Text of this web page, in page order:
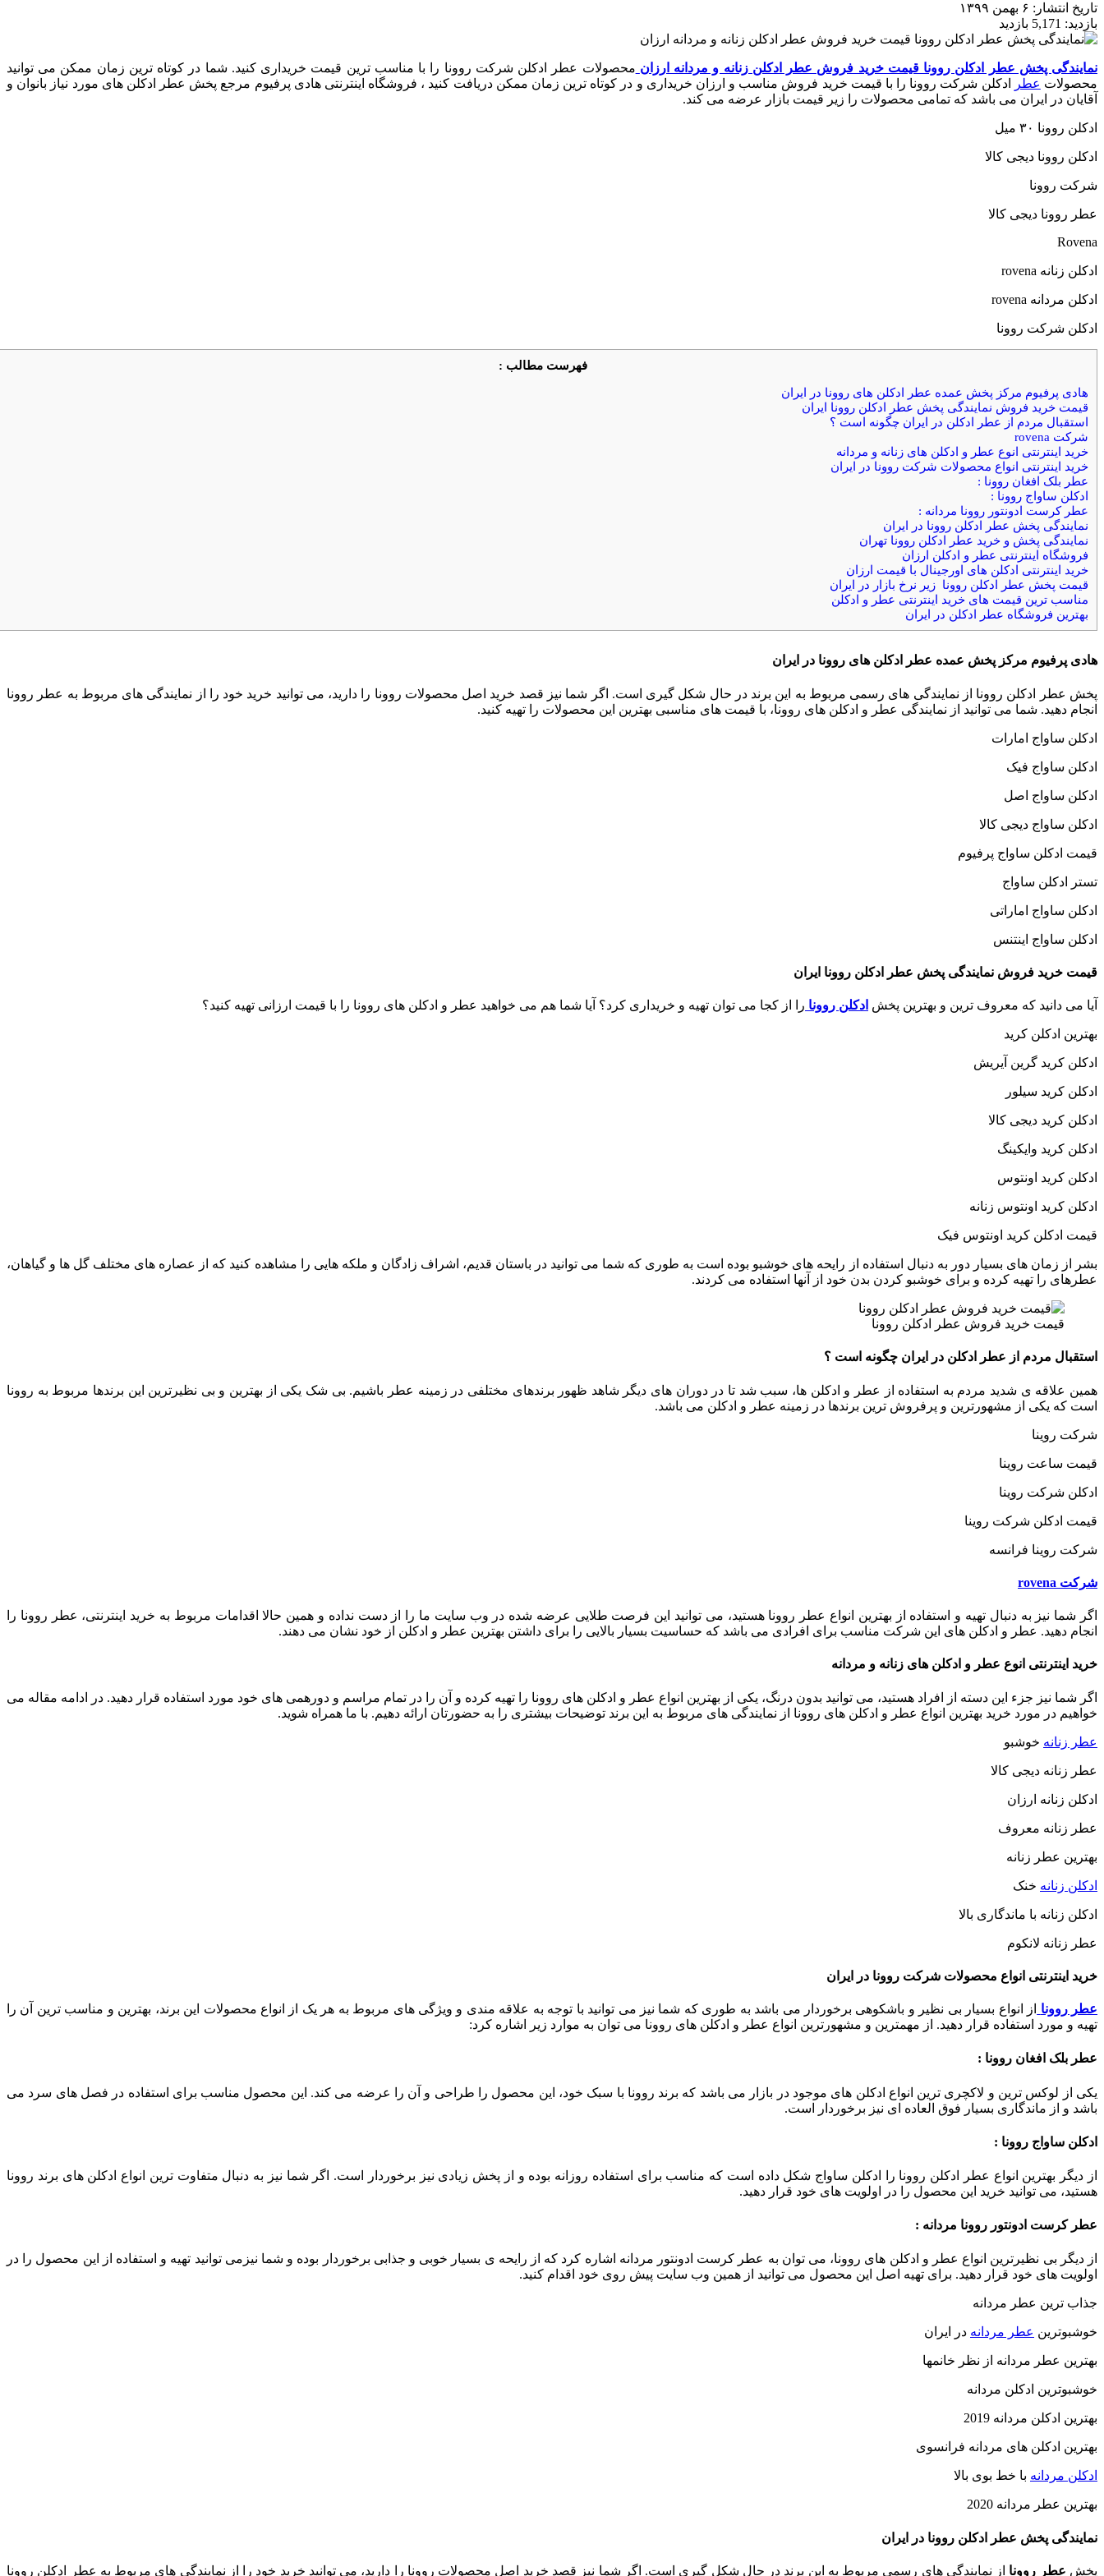
تاریخ انتشار: ۶ بهمن ۱۳۹۹
بازدید: 5,171 بازدید
نمایندگی پخش عطر ادکلن روونا قیمت خرید فروش عطر ادکلن زنانه و مردانه ارزان محصولات عطر ادکلن شرکت روونا را با مناسب ترین قیمت خریداری کنید. شما در کوتاه ترین زمان ممکن می توانید
محصولات عطر
ادکلن شرکت روونا را با قیمت خرید فروش مناسب و ارزان خریداری و در کوتاه ترین زمان ممکن دریافت کنید ، فروشگاه اینترنتی هادی پرفیوم مرجع پخش عطر ادکلن های مورد نیاز بانوان و
آقایان در ایران می باشد که تمامی محصولات را زیر قیمت بازار عرضه می کند.
ادکلن روونا ۳۰ میل
ادکلن روونا دیجی کالا
شرکت روونا
عطر روونا دیجی کالا
Rovena
ادکلن زنانه rovena
ادکلن مردانه rovena
ادکلن شرکت روونا
فهرست مطالب :
هادی پرفیوم مرکز پخش عمده عطر ادکلن های روونا در ایران
قیمت خرید فروش نمایندگی پخش عطر ادکلن روونا ایران
استقبال مردم از عطر ادکلن در ایران چگونه است ؟
شرکت rovena
خرید اینترنتی انوع عطر و ادکلن های زنانه و مردانه
خرید اینترنتی انواع محصولات شرکت روونا در ایران
عطر بلک افغان روونا :
ادکلن ساواج روونا :
عطر کرست ادونتور روونا مردانه :
نمایندگی پخش عطر ادکلن روونا در ایران
نمایندگی پخش و خرید عطر ادکلن روونا تهران
فروشگاه اینترنتی عطر و ادکلن ارزان
خرید اینترنتی ادکلن های اورجینال با قیمت ارزان
قیمت پخش عطر ادکلن روونا زیر نرخ بازار در ایران
مناسب ترین قیمت های خرید اینترنتی عطر و ادکلن
بهترین فروشگاه عطر ادکلن در ایران
هادی پرفیوم مرکز پخش عمده عطر ادکلن های روونا در ایران
پخش عطر ادکلن روونا از نمایندگی های رسمی مربوط به این برند در حال شکل گیری است. اگر شما نیز قصد خرید اصل محصولات روونا را دارید، می توانید خرید خود را از نمایندگی های مربوط به عطر روونا
انجام دهید. شما می توانید از نمایندگی عطر و ادکلن های روونا، با قیمت های مناسبی بهترین این محصولات را تهیه کنید.
ادکلن ساواج امارات
ادکلن ساواج فیک
ادکلن ساواج اصل
ادکلن ساواج دیجی کالا
قیمت ادکلن ساواج پرفیوم
تستر ادکلن ساواج
ادکلن ساواج اماراتی
ادکلن ساواج اینتنس
قیمت خرید فروش نمایندگی پخش عطر ادکلن روونا ایران
آیا می دانید که معروف ترین و بهترین پخش ادکلن روونا را از کجا می توان تهیه و خریداری کرد؟ آیا شما هم می خواهید عطر و ادکلن های روونا را با قیمت ارزانی تهیه کنید؟
بهترین ادکلن کرید
ادکلن کرید گرین آیریش
ادکلن کرید سیلور
ادکلن کرید دیجی کالا
ادکلن کرید وایکینگ
ادکلن کرید اونتوس
ادکلن کرید اونتوس زنانه
قیمت ادکلن کرید اونتوس فیک
بشر از زمان های بسیار دور به دنبال استفاده از رایحه های خوشبو بوده است به طوری که شما می توانید در باستان قدیم، اشراف زادگان و ملکه هایی را مشاهده کنید که از عصاره های مختلف گل ها و گیاهان،
عطرهای را تهیه کرده و برای خوشبو کردن بدن خود از آنها استفاده می کردند.
قیمت خرید فروش عطر ادکلن روونا
استقبال مردم از عطر ادکلن در ایران چگونه است ؟
همین علاقه ی شدید مردم به استفاده از عطر و ادکلن ها، سبب شد تا در دوران های دیگر شاهد ظهور برندهای مختلفی در زمینه عطر باشیم. بی شک یکی از بهترین و بی نظیرترین این برندها مربوط به روونا
است که یکی از مشهورترین و پرفروش ترین برندها در زمینه عطر و ادکلن می باشد.
شرکت روینا
قیمت ساعت روینا
ادکلن شرکت روینا
قیمت ادکلن شرکت روینا
شرکت روینا فرانسه
شرکت rovena
اگر شما نیز به دنبال تهیه و استفاده از بهترین انواع عطر روونا هستید، می توانید این فرصت طلایی عرضه شده در وب سایت ما را از دست نداده و همین حالا اقدامات مربوط به خرید اینترنتی، عطر روونا را
انجام دهید. عطر و ادکلن های این شرکت مناسب برای افرادی می باشد که حساسیت بسیار بالایی را برای داشتن بهترین عطر و ادکلن از خود نشان می دهند.
خرید اینترنتی انوع عطر و ادکلن های زنانه و مردانه
اگر شما نیز جزء این دسته از افراد هستید، می توانید بدون درنگ، یکی از بهترین انواع عطر و ادکلن های روونا را تهیه کرده و آن را در تمام مراسم و دورهمی های خود مورد استفاده قرار دهید. در ادامه مقاله می
خواهیم در مورد خرید بهترین انواع عطر و ادکلن های روونا از نمایندگی های مربوط به این برند توضیحات بیشتری را به حضورتان ارائه دهیم. با ما همراه شوید.
عطر زنانه خوشبو
عطر زنانه دیجی کالا
ادکلن زنانه ارزان
عطر زنانه معروف
بهترین عطر زنانه
ادکلن زنانه خنک
ادکلن زنانه با ماندگاری بالا
عطر زنانه لانکوم
خرید اینترنتی انواع محصولات شرکت روونا در ایران
عطر روونا
از انواع بسیار بی نظیر و باشکوهی برخوردار می باشد به طوری که شما نیز می توانید با توجه به علاقه مندی و ویژگی های مربوط به هر یک از انواع محصولات این برند، بهترین و مناسب ترین آن را
تهیه و مورد استفاده قرار دهید. از مهمترین و مشهورترین انواع عطر و ادکلن های روونا می توان به موارد زیر اشاره کرد:
عطر بلک افغان روونا :
یکی از لوکس ترین و لاکچری ترین انواع ادکلن های موجود در بازار می باشد که برند روونا با سبک خود، این محصول را طراحی و آن را عرضه می کند. این محصول مناسب برای استفاده در فصل های سرد می
باشد و از ماندگاری بسیار فوق العاده ای نیز برخوردار است.
ادکلن ساواج روونا :
از دیگر بهترین انواع عطر ادکلن روونا را ادکلن ساواج شکل داده است که مناسب برای استفاده روزانه بوده و از پخش زیادی نیز برخوردار است. اگر شما نیز به دنبال متفاوت ترین انواع ادکلن های برند روونا
هستید، می توانید خرید این محصول را در اولویت های خود قرار دهید.
عطر کرست ادونتور روونا مردانه :
از دیگر بی نظیرترین انواع عطر و ادکلن های روونا، می توان به عطر کرست ادونتور مردانه اشاره کرد که از رایحه ی بسیار خوبی و جذابی برخوردار بوده و شما نیزمی توانید تهیه و استفاده از این محصول را در
اولویت های خود قرار دهید. برای تهیه اصل این محصول می توانید از همین وب سایت پیش روی خود اقدام کنید.
جذاب ترین عطر مردانه
خوشبوترین عطر مردانه در ایران
بهترین عطر مردانه از نظر خانمها
خوشبوترین ادکلن مردانه
بهترین ادکلن مردانه 2019
بهترین ادکلن های مردانه فرانسوی
ادکلن مردانه با خط بوی بالا
بهترین عطر مردانه 2020
نمایندگی پخش عطر ادکلن روونا در ایران
پخش عطر روونا از نمایندگی های رسمی مربوط به این برند در حال شکل گیری است. اگر شما نیز قصد خرید اصل محصولات روونا را دارید، می توانید خرید خود را از نمایندگی های مربوط به عطر ادکلن روونا